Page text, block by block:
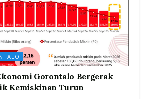
Gorontalo Bergerak
Kemiskinan Turun